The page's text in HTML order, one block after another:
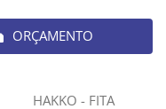
ORÇAMENTO